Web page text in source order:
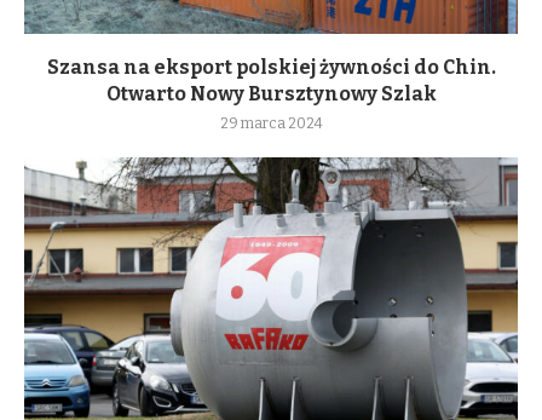
Szansa na eksport polskiej żywności do Chin.
Otwarto Nowy Bursztynowy Szlak
29 marca 2024